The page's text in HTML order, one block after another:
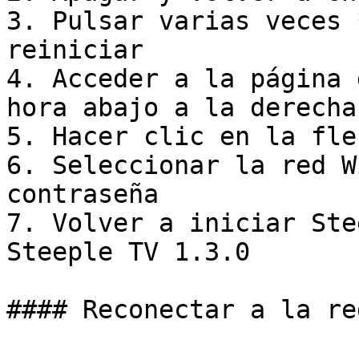
3. Pulsar varias
reiniciar
4. Acceder a la
hora abajo a la derecha
5. Hacer clic en la
6. Seleccionar la red
contraseña
7. Volver a iniciar
Steeple TV 1.3.0
#### Reconectar a la